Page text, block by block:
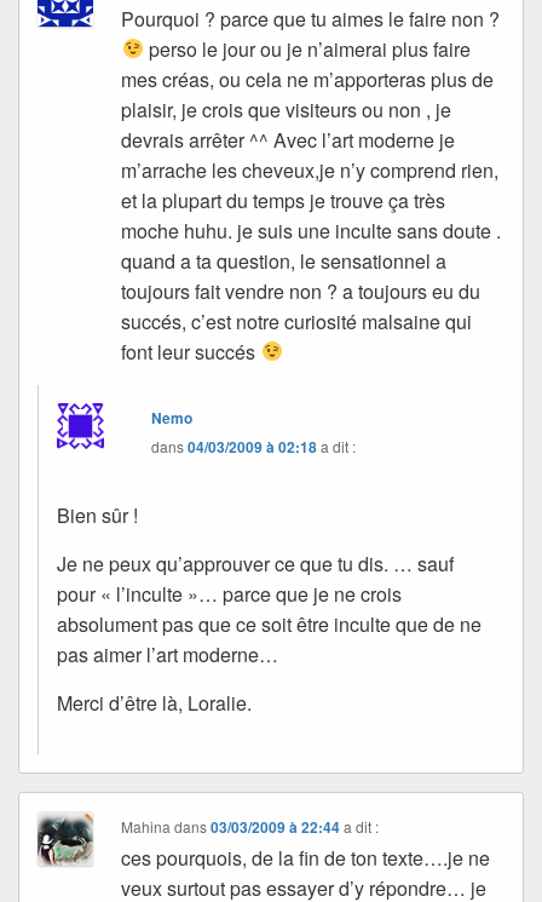
Pourquoi ? parce que tu aimes le faire non ?
perso le jour ou je n’aimerai plus faire
mes créas, ou cela ne m’apporteras plus de
plaisir, je crois que visiteurs ou non , je
devrais arrêter ^^ Avec l’art moderne je
m’arrache les cheveux,je n’y comprend rien,
et la plupart du temps je trouve ça très
moche huhu. je suis une inculte sans doute .
quand a ta question, le sensationnel a
toujours fait vendre non ? a toujours eu du
succés, c’est notre curiosité malsaine qui
font leur succés
Nemo
dans04/03/2009 à 02:18a dit :
Bien sûr !
Je ne peux qu’approuver ce que tu dis. … sauf
pour « l’inculte »… parce que je ne crois
absolument pas que ce soit être inculte que de ne
pas aimer l’art moderne…
Merci d’être là, Loralie.
Mahina dans03/03/2009 à 22:44 a dit :
ces pourquois, de la fin de ton texte….je ne
veux surtout pas essayer d’y répondre… je